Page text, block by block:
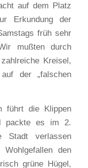
auf dem Platz
Erkundung der
früh sehr
mußten durch
Kreisel,
der „falschen
führt die Klippen
packte es im 2.
Stadt verlassen
den
grüne Hügel,